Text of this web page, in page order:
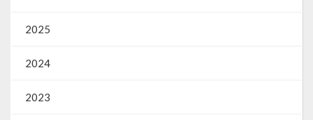
Processo Seletivo
2025
2024
2023